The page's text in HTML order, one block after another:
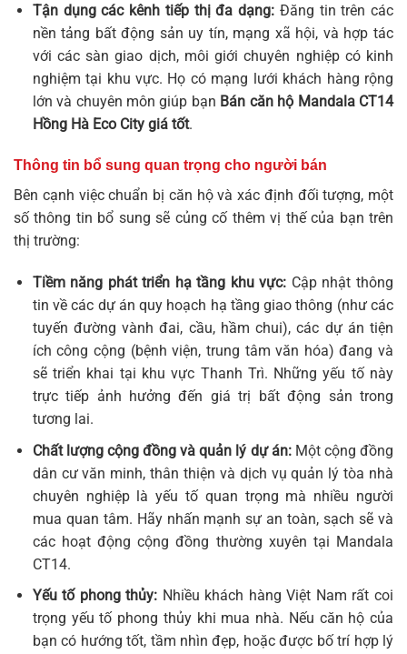
Tận dụng các kênh tiếp thị đa dạng: Đăng tin trên các
nền tảng bất động sản uy tín, mạng xã hội, và hợp tác
với các sàn giao dịch, môi giới chuyên nghiệp có kinh
nghiệm tại khu vực. Họ có mạng lưới khách hàng rộng
lớn và chuyên môn giúp bạn Bán căn hộ Mandala CT14
Hồng Hà Eco City giá tốt.
Thông tin bổ sung quan trọng cho người bán
Bên cạnh việc chuẩn bị căn hộ và xác định đối tượng, một
số thông tin bổ sung sẽ củng cố thêm vị thế của bạn trên
thị trường:
Tiềm năng phát triển hạ tầng khu vực: Cập nhật thông
tin về các dự án quy hoạch hạ tầng giao thông (như các
tuyến đường vành đai, cầu, hầm chui), các dự án tiện
ích công cộng (bệnh viện, trung tâm văn hóa) đang và
sẽ triển khai tại khu vực Thanh Trì. Những yếu tố này
trực tiếp ảnh hưởng đến giá trị bất động sản trong
tương lai.
Chất lượng cộng đồng và quản lý dự án:Một cộng đồng
dân cư văn minh, thân thiện và dịch vụ quản lý tòa nhà
chuyên nghiệp là yếu tố quan trọng mà nhiều người
mua quan tâm. Hãy nhấn mạnh sự an toàn, sạch sẽ và
các hoạt động cộng đồng thường xuyên tại Mandala
CT14.
Yếu tố phong thủy: Nhiều khách hàng Việt Nam rất coi
trọng yếu tố phong thủy khi mua nhà. Nếu căn hộ của
bạn có hướng tốt, tầm nhìn đẹp, hoặc được bố trí hợp lý